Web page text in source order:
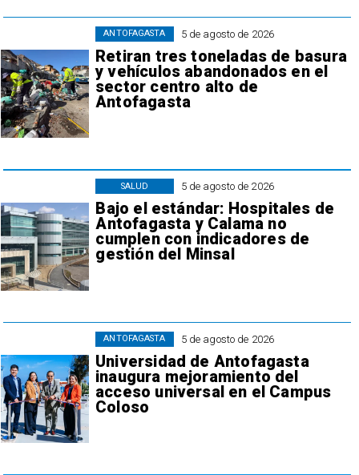
5 de agosto de 2026
Retiran tres toneladas de basura
y vehículos abandonados en el
sector centro alto de
Antofagasta
ANTOFAGASTA
5 de agosto de 2026
Bajo el estándar: Hospitales de
Antofagasta y Calama no
cumplen con indicadores de
gestión del Minsal
SALUD
5 de agosto de 2026
Universidad de Antofagasta
inaugura mejoramiento del
acceso universal en el Campus
Coloso
ANTOFAGASTA